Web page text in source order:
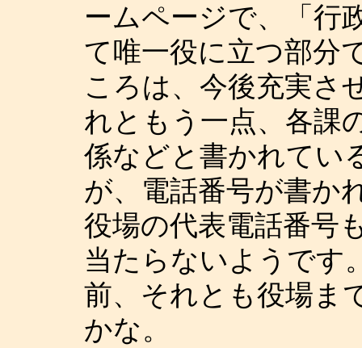
ームページで、「行
て唯一役に立つ部分
ころは、今後充実さ
れともう一点、各課
係などと書かれてい
が、電話番号が書か
役場の代表電話番号
当たらないようです
前、それとも役場ま
かな。